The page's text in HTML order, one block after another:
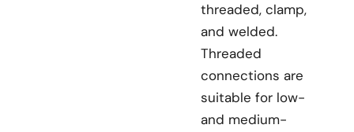
threaded, clamp,
and welded.
Threaded
connections are
suitable for low-
and medium-